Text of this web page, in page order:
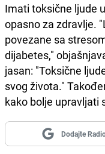
Imati toksične ljude
opasno za zdravlje.
povezane sa
dijabetes,"
jasan: "Toksične
svog života."
kako bolje upravljati
Dodajte